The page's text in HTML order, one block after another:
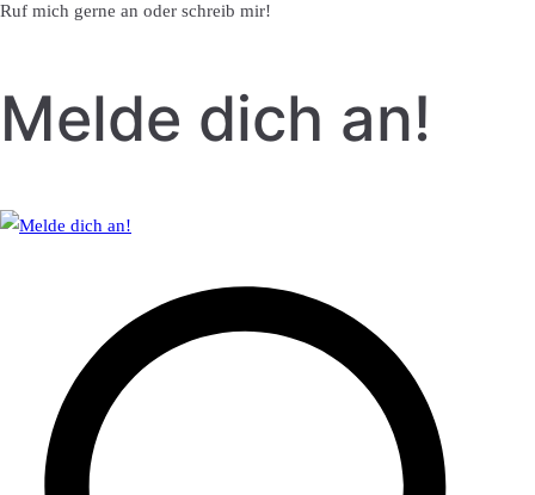
Ruf mich gerne an oder schreib mir!
Melde dich an!